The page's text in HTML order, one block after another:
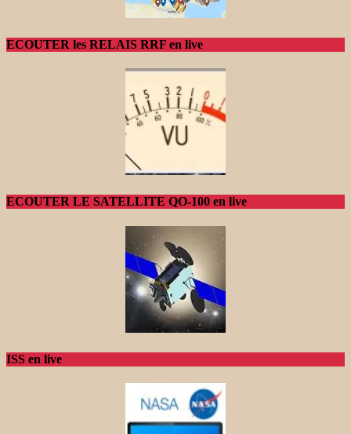
ECOUTER les RELAIS RRF en live
ECOUTER LE SATELLITE QO-100 en live
ISS en live